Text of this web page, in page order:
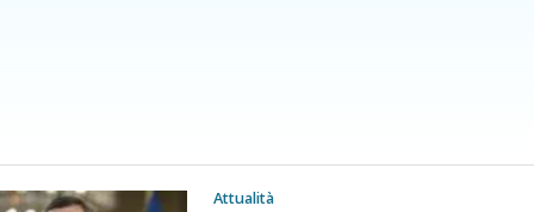
Attualità